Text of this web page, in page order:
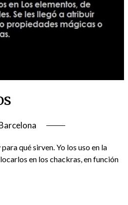
qué sirven. Yo los uso en la
en los chackras, en función